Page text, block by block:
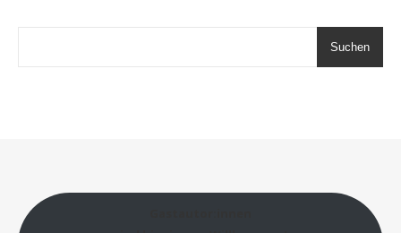
Suchen